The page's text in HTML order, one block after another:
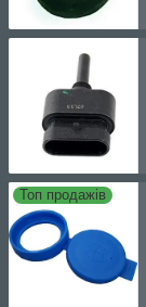
Топ продажів